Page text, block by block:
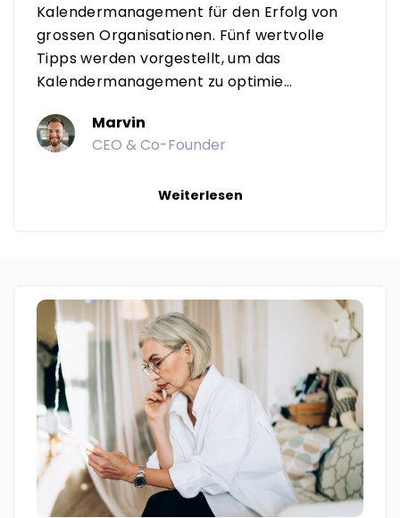
Kalendermanagement für den Erfolg von
grossen Organisationen. Fünf wertvolle
Tipps werden vorgestellt, um das
Kalendermanagement zu optimie...
Marvin
CEO & Co-Founder
Weiterlesen